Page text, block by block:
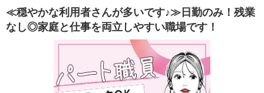
≪穏やかな利用者さんが多いです♪≫日勤のみ！残業
なし◎家庭と仕事を両立しやすい職場です！